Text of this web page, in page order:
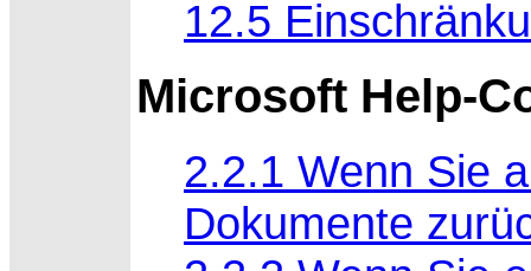
12.5
Microsoft Help-
2.2.1 Wenn Sie
Dokumente